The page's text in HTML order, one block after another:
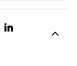
in